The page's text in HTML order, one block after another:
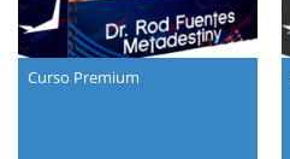
Curso Premium